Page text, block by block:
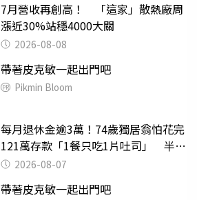
7月營收再創高！ 「這家」散熱廠周
漲近30%站穩4000大關
2026-08-08
帶著皮克敏一起出門吧
Pikmin Bloom
每月退休金逾3萬！74歲獨居翁怕花完
121萬存款「1餐只吃1片吐司」 半年
後暴瘦嚇壞女兒
2026-08-07
帶著皮克敏一起出門吧